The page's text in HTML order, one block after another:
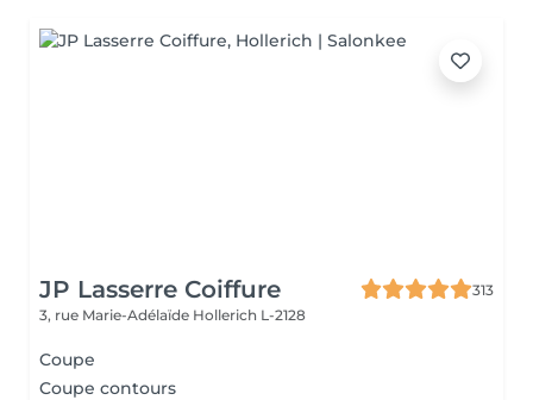
JP Lasserre Coiffure
313
3, rue Marie-Adélaïde Hollerich L-2128
Coupe
Coupe contours